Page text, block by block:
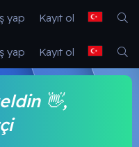
yap Kayıt ol
yap Kayıt ol
👋,